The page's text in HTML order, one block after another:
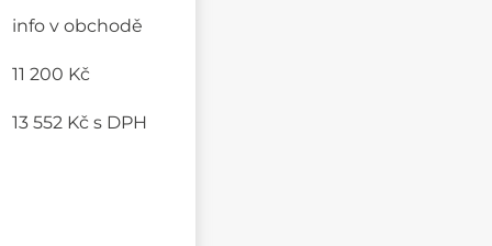
info v obchodě
11 200 Kč
13 552 Kčs DPH